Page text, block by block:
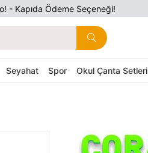
- Kapıda Ödeme Seçeneği!
Seyahat Spor Okul Çanta Setleri